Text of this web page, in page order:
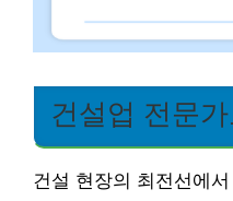
건설업 전문
건설 현장의 최전선에